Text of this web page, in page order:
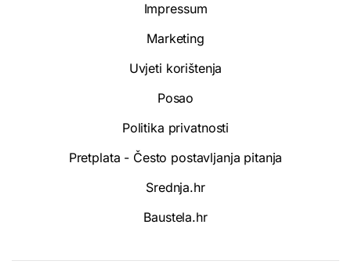
Impressum
Marketing
Uvjeti korištenja
Posao
Politika privatnosti
Pretplata - Često postavljanja pitanja
Srednja.hr
Baustela.hr